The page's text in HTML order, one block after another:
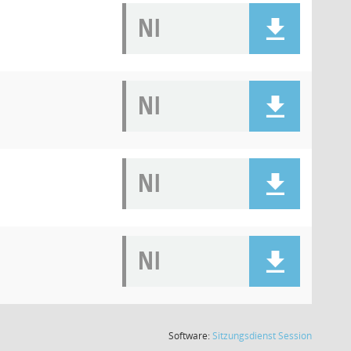
NI
NI
NI
NI
Software:SitzungsdienstSession(Wird in